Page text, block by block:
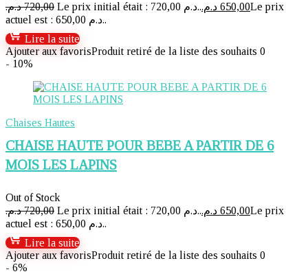
720,00 د.م. Le prix initial était : 720,00 د.م.. 650,00 د.م.
Le prix
actuel est : 650,00 د.م..
Lire la suite
Ajouter aux favorisProduit retiré de la liste des souhaits 0
- 10%
Chaises Hautes
CHAISE HAUTE POUR BEBE A PARTIR DE 6
MOIS LES LAPINS
Out of Stock
720,00 د.م. Le prix initial était : 720,00 د.م.. 650,00 د.م.
Le prix
actuel est : 650,00 د.م..
Lire la suite
Ajouter aux favorisProduit retiré de la liste des souhaits 0
- 6%